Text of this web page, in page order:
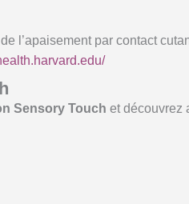
l’apaisement par contact
Sensory Touch et découvrez